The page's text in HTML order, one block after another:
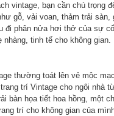
vintage, bạn cần chú trọng
gỗ, vải voan, thảm trải
đi phân nửa hơi thở của sự
tinh tế cho không gian.
thường toát lên vẻ mộc
trí Vintage cho ngôi nhà
bàn họa tiết hoa hồng, một
trí cho không gian của